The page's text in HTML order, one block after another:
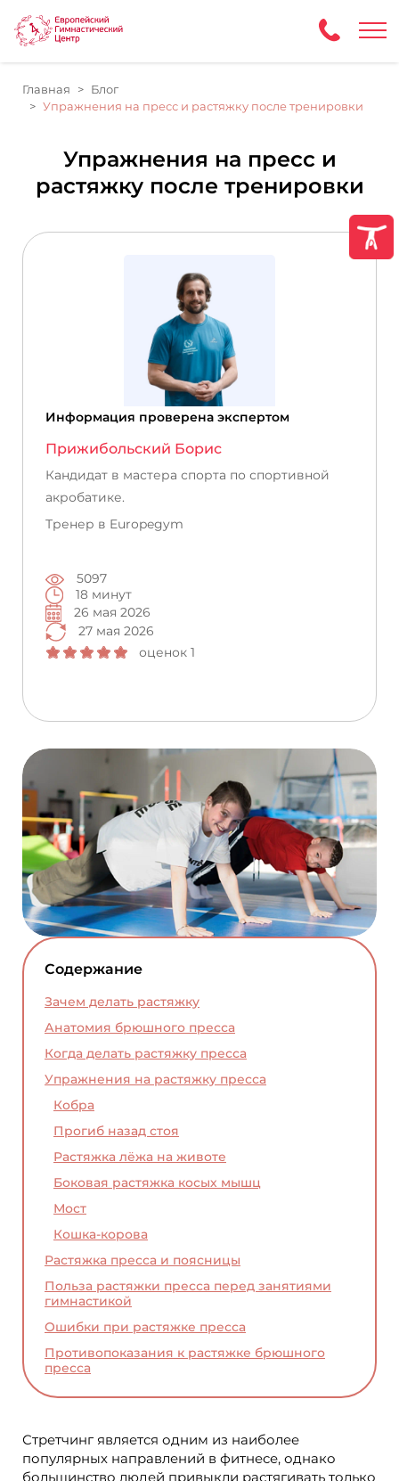
Главная
Блог
Упражнения на пресс и растяжку после тренировки
Упражнения на пресс и
растяжку после тренировки
Информация проверена экспертом
Прижибольский Борис
Кандидат в мастера спорта по спортивной
акробатике.
Тренер в Europegym
5097
18 минут
26 мая 2026
27 мая 2026
оценок 1
Содержание
Зачем делать растяжку
Анатомия брюшного пресса
Когда делать растяжку пресса
Упражнения на растяжку пресса
Кобра
Прогиб назад стоя
Растяжка лёжа на животе
Боковая растяжка косых мышц
Мост
Кошка-корова
Растяжка пресса и поясницы
Польза растяжки пресса перед занятиями
гимнастикой
Ошибки при растяжке пресса
Противопоказания к растяжке брюшного
пресса
Стретчинг является одним из наиболее
популярных направлений в фитнесе, однако
большинство людей привыкли растягивать только